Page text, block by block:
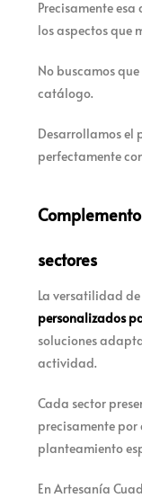
Precisamente
los aspectos que
No buscamos
catálogo.
Desarrollamos el
perfectamente
sectores
La versatilidad
personalizados
soluciones
actividad.
Cada sector
precisamente
planteamiento
En Artesanía